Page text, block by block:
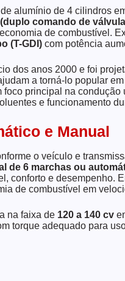
alumínio de 4 cilindros
(duplo comando de
de combustível.
(T-GDI) com potência
dos anos 2000 e foi
a torná-lo popular
principal na
e funcionamento
e Manual
o veículo e
de 6 marchas ou
conforto e desempenho.
de combustível em
na faixa de 120 a 140 cv
torque adequado para